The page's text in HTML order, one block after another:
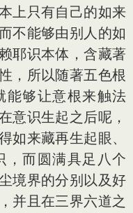
上只有自己的如来
不能够由别人的如
耶识本体，含藏著
，所以随著五色根
能够让意根来触法
意识生起之后呢，
如来藏再生起眼、
，而圆满具足八个
境界的分别以及好
并且在三界六道之